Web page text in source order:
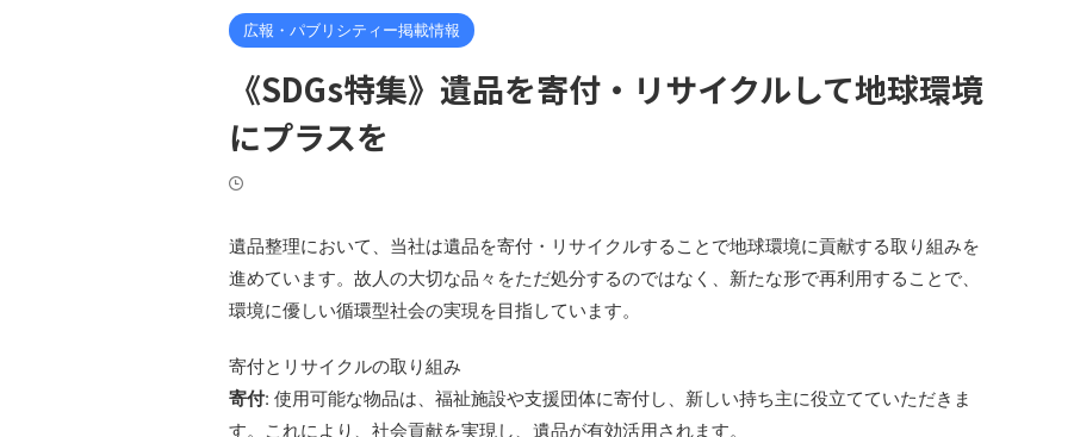
広報・パブリシティー掲載情報
《SDGs特集》遺品を寄付・リサイクルして地球環境
にプラスを
遺品整理において、当社は遺品を寄付・リサイクルすることで地球環境に貢献する取り組みを
進めています。故人の大切な品々をただ処分するのではなく、新たな形で再利用することで、
環境に優しい循環型社会の実現を目指しています。
寄付とリサイクルの取り組み
寄付: 使用可能な物品は、福祉施設や支援団体に寄付し、新しい持ち主に役立てていただきま
す。これにより、社会貢献を実現し、遺品が有効活用されます。